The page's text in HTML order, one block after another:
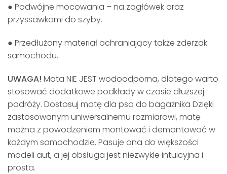
● Podwójne mocowania – na zagłówek oraz
przyssawkami do szyby.
● Przedłużony materiał ochraniający także zderzak
samochodu.
UWAGA! Mata NIE JEST wodoodporna, dlatego warto
stosować dodatkowe podkłady w czasie dłuższej
podróży. Dostosuj matę dla psa do bagażnika Dzięki
zastosowanym uniwersalnemu rozmiarowi, matę
można z powodzeniem montować i demontować w
każdym samochodzie. Pasuje ona do większości
modeli aut, a jej obsługa jest niezwykle intuicyjna i
prosta.